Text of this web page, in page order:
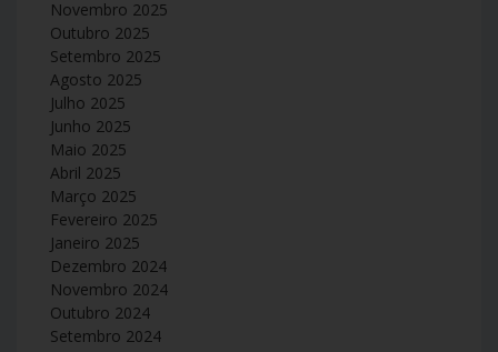
Novembro 2025
Outubro 2025
Setembro 2025
Agosto 2025
Julho 2025
Junho 2025
Maio 2025
Abril 2025
Março 2025
Fevereiro 2025
Janeiro 2025
Dezembro 2024
Novembro 2024
Outubro 2024
Setembro 2024